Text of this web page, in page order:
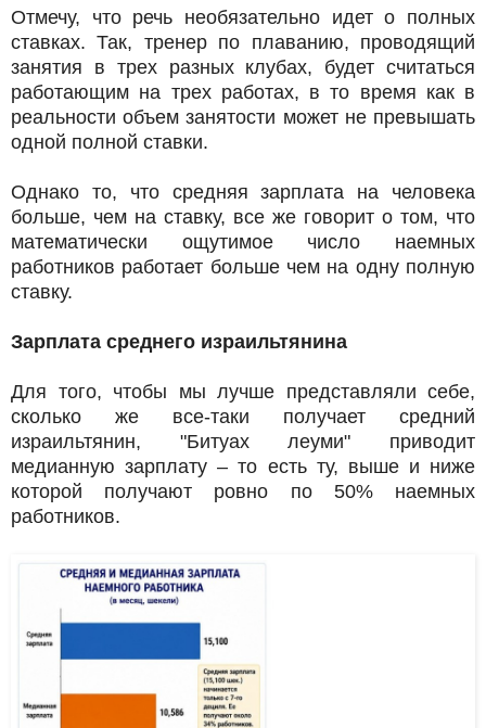
Отмечу, что речь необязательно идет о полных
ставках. Так, тренер по плаванию, проводящий
занятия в трех разных клубах, будет считаться
работающим на трех работах, в то время как в
реальности объем занятости может не превышать
одной полной ставки.
Однако то, что средняя зарплата на человека
больше, чем на ставку, все же говорит о том, что
математически ощутимое число наемных
работников работает больше чем на одну полную
ставку.
Зарплата среднего израильтянина
Для того, чтобы мы лучше представляли себе,
сколько же все-таки получает средний
израильтянин, "Битуах леуми" приводит
медианную зарплату – то есть ту, выше и ниже
которой получают ровно по 50% наемных
работников.